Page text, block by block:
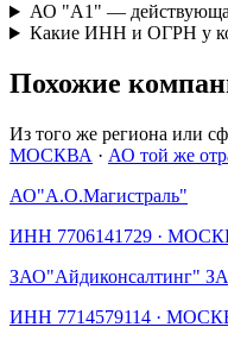
АО "А1" —
Какие ИНН и ОГРН у
Похожие
Из того же региона или
МОСКВА · АО той же
АО"А.О.Магистраль"
ИНН 7706141729 ·
ЗАО"Айдиконсалтинг"
ИНН 7714579114 ·